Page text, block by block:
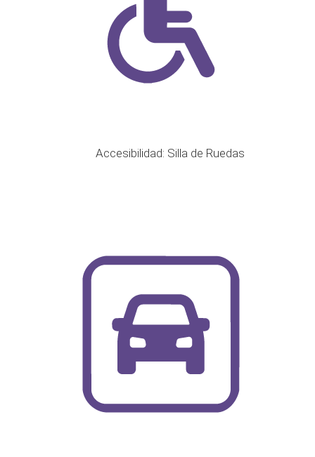
Accesibilidad: Silla de Ruedas